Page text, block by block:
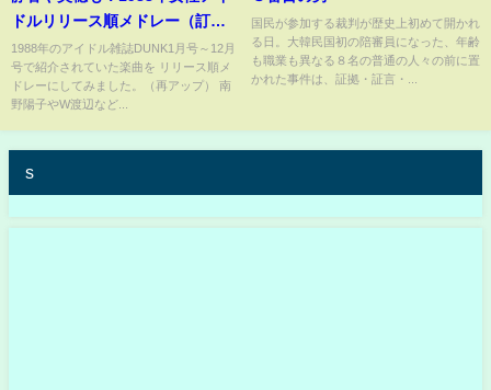
ドルリリース順メドレー（訂正
版）
1988年のアイドル雑誌DUNK1月号～12月
号で紹介されていた楽曲を リリース順メ
ドレーにしてみました。（再アップ） 南
野陽子やW渡辺など...
国民が参加する裁判が歴史上初めて開かれ
る日。大韓民国初の陪審員になった、年齢
も職業も異なる８名の普通の人々の前に置
かれた事件は、証拠・証言・...
s